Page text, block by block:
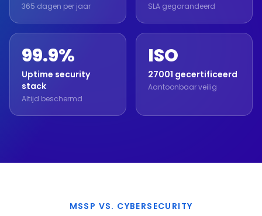
365 dagen per jaar SLA gegarandeerd
99.9%
Uptime security
stack
Altijd beschermd
ISO
27001 gecertificeerd
Aantoonbaar veilig
MSSP VS. CYBERSECURITY